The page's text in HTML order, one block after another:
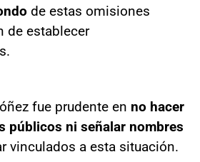
de estas omisiones
de establecer
fue prudente en no hacer
públicos ni señalar nombres
vinculados a esta situación.